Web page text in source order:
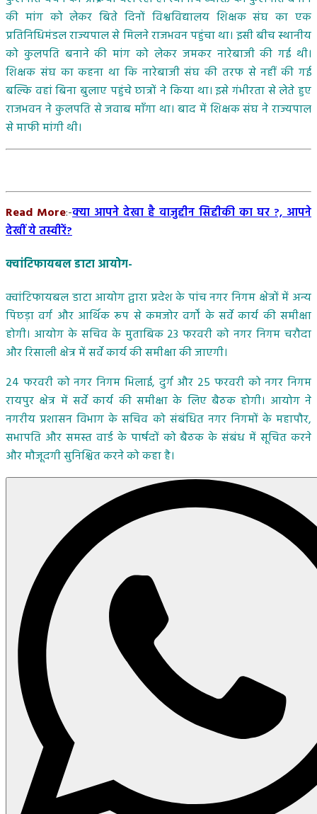
की मांग को लेकर बिते दिनों विश्वविद्यालय शिक्षक संघ का एक
प्रतिनिधिमंडल राज्यपाल से मिलने राजभवन पहुंचा था। इसी बीच स्थानीय
को कुलपति बनाने की मांग को लेकर जमकर नारेबाजी की गई थी।
शिक्षक संघ का कहना था कि नारेबाजी संघ की तरफ से नहीं की गई
बल्कि वहां बिना बुलाए पहुंचे छात्रों ने किया था। इसे गंभीरता से लेते हुए
राजभवन ने कुलपति से जवाब माँगा था। बाद में शिक्षक संघ ने राज्यपाल
से माफी मांगी थी।
Read More:-क्या आपने देखा है वाजुद्दीन सिद्दीकी का घर ?, आपने
देखीं ये तस्वीरें?
क्वांटिफायबल डाटा आयोग-
क्वांटिफायबल डाटा आयोग द्वारा प्रदेश के पांच नगर निगम क्षेत्रों में अन्य
पिछड़ा वर्ग और आर्थिक रूप से कमजोर वर्गों के सर्वे कार्य की समीक्षा
होगी। आयोग के सचिव के मुताबिक 23 फरवरी को नगर निगम चरौदा
और रिसाली क्षेत्र में सर्वे कार्य की समीक्षा की जाएगी।
24 फरवरी को नगर निगम भिलाई, दुर्ग और 25 फरवरी को नगर निगम
रायपुर क्षेत्र में सर्वे कार्य की समीक्षा के लिए बैठक होगी। आयोग ने
नगरीय प्रशासन विभाग के सचिव को संबंधित नगर निगमों के महापौर,
सभापति और समस्त वार्ड के पार्षदों को बैठक के संबंध में सूचित करने
और मौजूदगी सुनिश्चित करने को कहा है।